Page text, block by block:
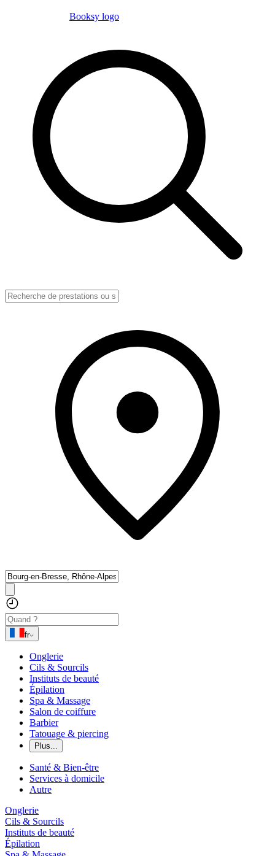
Booksy logo
fr
Onglerie
Cils & Sourcils
Instituts de beauté
Épilation
Spa & Massage
Salon de coiffure
Barbier
Tatouage & piercing
Plus...
Santé & Bien-être
Services à domicile
Autre
Onglerie
Cils & Sourcils
Instituts de beauté
Épilation